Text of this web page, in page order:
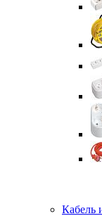
Кабель